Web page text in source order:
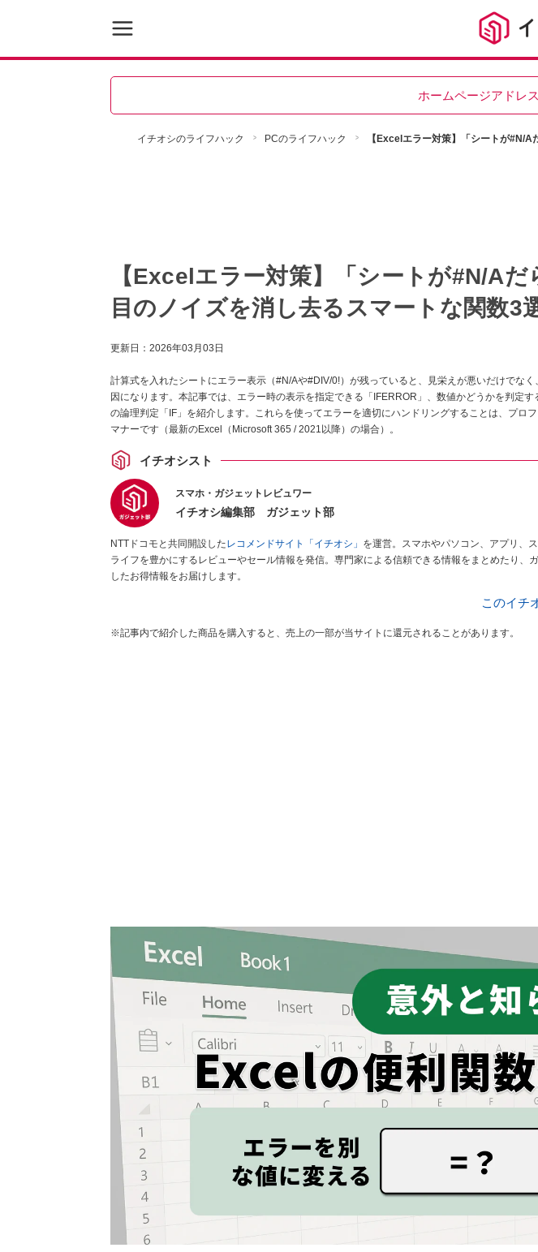
ホームページアドレ
イチオシのライフハック PCのライフハック 【Excelエラー対策】「シートが#N/
【Excelエラー対策】「シートが#N/A
目のノイズを消し去るスマートな関数3
更新日： 2026年03月03日
計算式を入れたシートにエラー表示（#N/Aや#DIV/0!）が残っていると、見栄えが悪いだけでな
因になります。本記事では、エラー時の表示を指定できる「IFERROR」、数値かどうかを判定
の論理判定「IF」を紹介します。これらを使ってエラーを適切にハンドリングすることは、プロ
マナーです（最新のExcel（Microsoft 365 / 2021以降）の場合）。
イチオシスト
スマホ・ガジェットレビュワー
イチオシ編集部 ガジェット部
NTTドコモと共同開設したレコメンドサイト「イチオシ」 を運営。スマホやパソコン、アプリ、
ライフを豊かにするレビューやセール情報を発信。専門家による信頼できる情報をまとめたり、
したお得情報をお届けします。
このイチ
※記事内で紹介した商品を購入すると、売上の一部が当サイトに還元されることがあります。